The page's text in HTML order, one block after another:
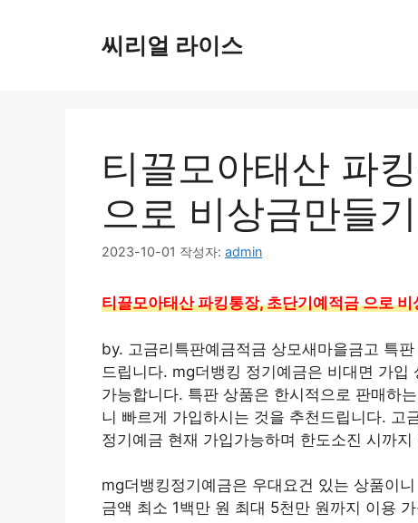
씨리얼 라이스
티끌모아태산 파
으로 비상금만들기
2023-10-01 작성자: admin
티끌모아태산 파킹통장, 초단기예적금 으로 비
by. 고금리특판예금적금 상모새마을금고 특
드립니다. mg더뱅킹 정기예금은 비대면 가
가능합니다. 특판 상품은 한시적으로 판매하
니 빠르게 가입하시는 것을 추천드립니다. 고
정기예금 현재 가입가능하며 한도소진 시까
mg더뱅킹정기예금은 우대요건 있는 상품이
금액 최소 1백만 원 최대 5천만 원까지 이용